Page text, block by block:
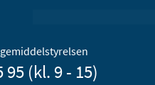
95 (kl. 9 - 15)